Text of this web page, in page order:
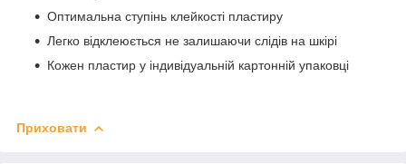
Оптимальна ступінь клейкості пластиру
Легко відклеюється не залишаючи слідів на шкірі
Кожен пластир у індивідуальній картонній упаковці
Приховати